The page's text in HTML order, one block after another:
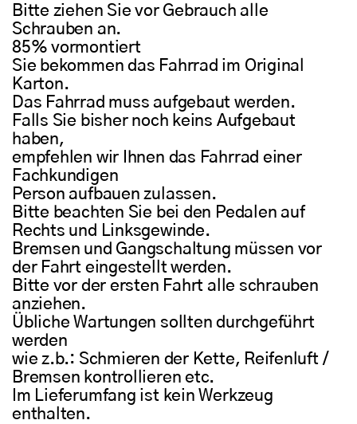
Bitte ziehen Sie vor Gebrauch alle
Schrauben an.
85% vormontiert
Sie bekommen das Fahrrad im Original
Karton.
Das Fahrrad muss aufgebaut werden.
Falls Sie bisher noch keins Aufgebaut
haben,
empfehlen wir Ihnen das Fahrrad einer
Fachkundigen
Person aufbauen zulassen.
Bitte beachten Sie bei den Pedalen auf
Rechts und Linksgewinde.
Bremsen und Gangschaltung müssen vor
der Fahrt eingestellt werden.
Bitte vor der ersten Fahrt alle schrauben
anziehen.
Übliche Wartungen sollten durchgeführt
werden
wie z.b.: Schmieren der Kette, Reifenluft /
Bremsen kontrollieren etc.
Im Lieferumfang ist kein Werkzeug
enthalten.